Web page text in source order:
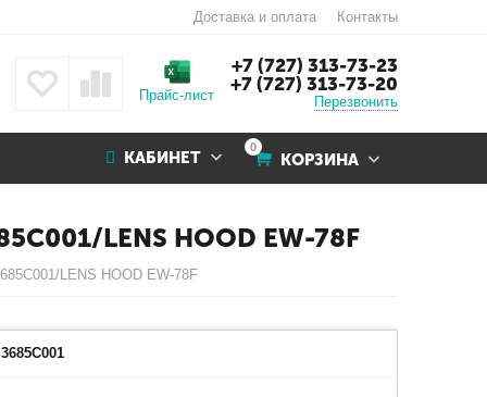
Доставка и оплата Контакты
+7 (727) 313-73-23
+7 (727) 313-73-20
Перезвонить
Прайс-лист
0
КОРЗИНА
КАБИНЕТ
LENS HOOD EW-78F
LENS HOOD EW-78F
3685C001